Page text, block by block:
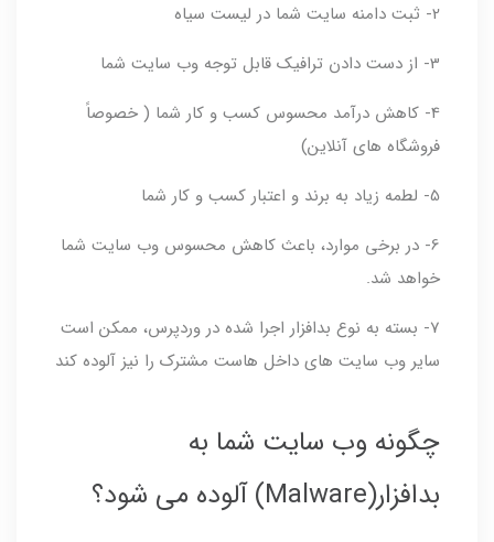
2- ثبت دامنه سایت شما در لیست سیاه
3- از دست دادن ترافیک قابل توجه وب سایت شما
4- کاهش درآمد محسوس کسب و کار شما ( خصوصاً
فروشگاه های آنلاین)
5- لطمه زیاد به برند و اعتبار کسب و کار شما
6- در برخی موارد، باعث کاهش محسوس وب سایت شما
خواهد شد.
7- بسته به نوع بدافزار اجرا شده در وردپرس، ممکن است
سایر وب سایت های داخل هاست مشترک را نیز آلوده کند
چگونه وب سایت شما به
بدافزار(Malware) آلوده می شود؟